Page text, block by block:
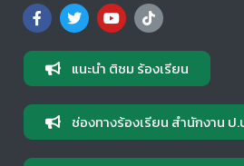
แนะนำ ติชม ร้องเรียน
ช่องทางร้องเรียน สำนักงาน ป.